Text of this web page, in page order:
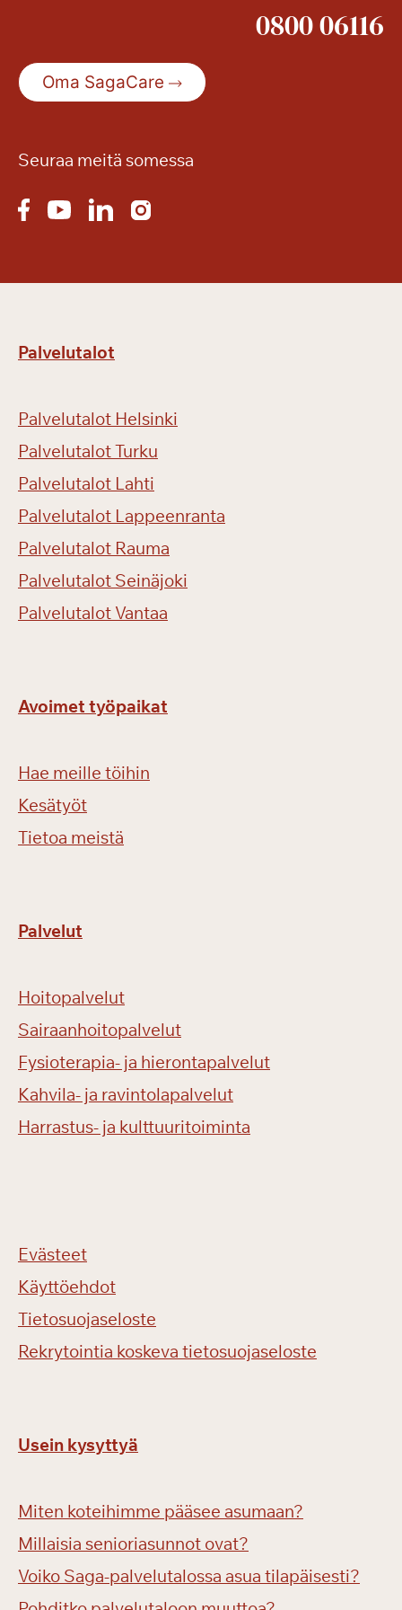
0800 06116
Oma SagaCare
Seuraa meitä somessa
Palvelutalot
Palvelutalot Helsinki
Palvelutalot Turku
Palvelutalot Lahti
Palvelutalot Lappeenranta
Palvelutalot Rauma
Palvelutalot Seinäjoki
Palvelutalot Vantaa
Avoimet työpaikat
Hae meille töihin
Kesätyöt
Tietoa meistä
Palvelut
Hoitopalvelut
Sairaanhoitopalvelut
Fysioterapia- ja hierontapalvelut
Kahvila- ja ravintolapalvelut
Harrastus- ja kulttuuritoiminta
Evästeet
Käyttöehdot
Tietosuojaseloste
Rekrytointia koskeva tietosuojaseloste
Usein kysyttyä
Miten koteihimme pääsee asumaan?
Millaisia senioriasunnot ovat?
Voiko Saga-palvelutalossa asua tilapäisesti?